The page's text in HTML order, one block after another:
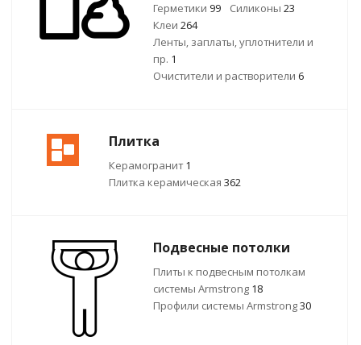
Герметики 99 Силиконы 23
Клеи 264
Ленты, заплаты, уплотнители и
пр. 1
Очистители и растворители 6
Плитка
Керамогранит1
Плитка керамическая 362
Подвесные потолки
Плиты к подвесным потолкам
системы Armstrong 18
Профили системы Armstrong30